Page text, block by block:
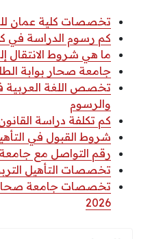
تخصصات كلية عمان
كم رسوم الدراسة في
ما هي شروط الانتقال
جامعة صحار بوابة الطلبة
تخصص اللغة
والرسوم
كم تكلفة دراسة
شروط القبول في
رقم التواصل مع
تخصصات التأهيل
تخصصات جامعة
2026